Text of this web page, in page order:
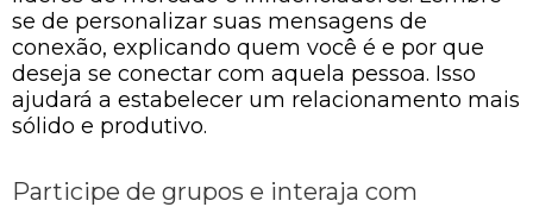
se de personalizar suas mensagens de
conexão, explicando quem você é e por que
deseja se conectar com aquela pessoa. Isso
ajudará a estabelecer um relacionamento mais
sólido e produtivo.
Participe de grupos e interaja com